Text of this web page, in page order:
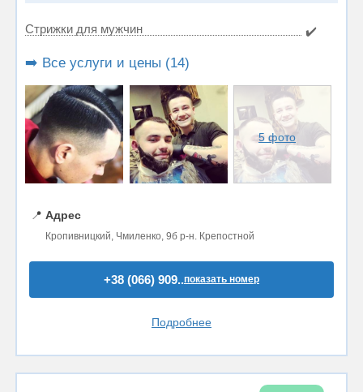
Стрижки для мужчин ✔️
➡️ Все услуги и цены (14)
5 фото
📍 Адрес
Кропивницкий, Чмиленко, 9б р-н. Крепостной
+38 (066) 909..показать номер
Подробнее